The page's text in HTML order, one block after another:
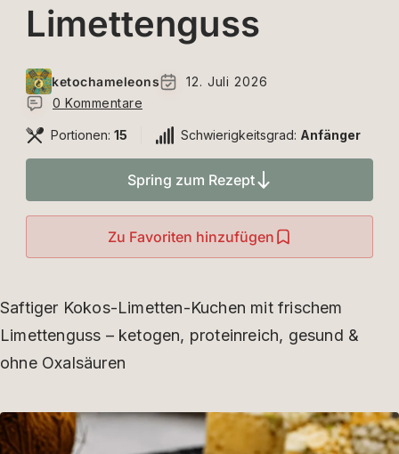
Limettenguss
ketochameleons
12. Juli 2026
0 Kommentare
Portionen: 15 Schwierigkeitsgrad: Anfänger
Spring zum Rezept
Zu Favoriten hinzufügen
Saftiger Kokos-Limetten-Kuchen mit frischem
Limettenguss – ketogen, proteinreich, gesund &
ohne Oxalsäuren